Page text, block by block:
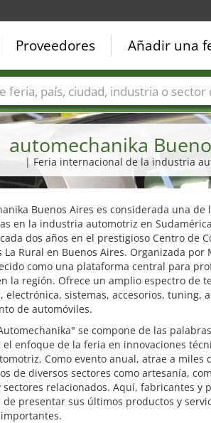
automechanika
| Feria internacional de la industria
Buenos Aires es considerada una
en la industria automotriz en
dos años en el prestigioso Centro de
La Rural en Buenos Aires. Organizada
como una plataforma central para
la región. Ofrece un amplio espectro de
electrónica, sistemas, accesorios, tuning,
de automóviles.
se compone de las
enfoque de la feria en innovaciones
Como evento anual, atrae a miles
de diversos sectores como artesanía,
relacionados. Aquí, fabricantes y
presentar sus últimos productos y
Proveedores Añadir una
Ciudades Sectores de ferias